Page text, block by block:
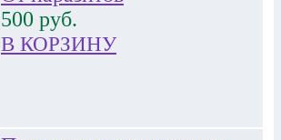
500 руб.
В КОРЗИНУ